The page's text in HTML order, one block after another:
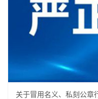
关于冒用名义、私刻公章